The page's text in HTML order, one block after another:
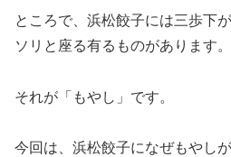
ところで、浜松餃子には三歩下
ソリと座る有るものがあります。
それが「もやし」です。
今回は、浜松餃子になぜもやし